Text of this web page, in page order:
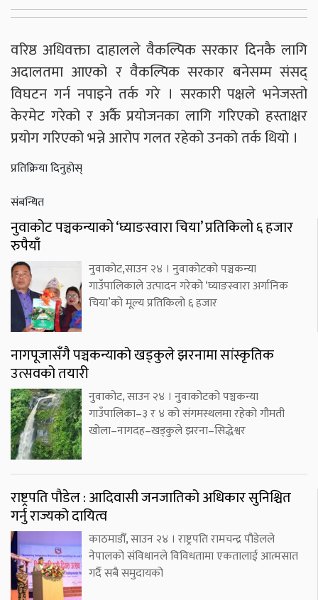
वरिष्ठ अधिवक्ता दाहालले वैकल्पिक सरकार दिनकै लागि
अदालतमा आएको र वैकल्पिक सरकार बनेसम्म संसद्
विघटन गर्न नपाइने तर्क गरे । सरकारी पक्षले भनेजस्तो
केरमेट गरेको र अर्कै प्रयोजनका लागि गरिएको हस्ताक्षर
प्रयोग गरिएको भन्ने आरोप गलत रहेको उनको तर्क थियो ।
प्रतिक्रिया दिनुहोस्
संबन्धित
नुवाकोट पञ्चकन्याको ‘घ्याङस्वारा चिया’ प्रतिकिलो ६ हजार
रुपैयाँ
नुवाकोट,साउन २४ । नुवाकोटको पञ्चकन्या
गाउँपालिकाले उत्पादन गरेको ‘घ्याङस्वारा अर्गानिक
चिया’को मूल्य प्रतिकिलो ६ हजार
नागपूजासँगै पञ्चकन्याको खड्कुले झरनामा सांस्कृतिक
उत्सवको तयारी
नुवाकोट, साउन २४ । नुवाकोटको पञ्चकन्या
गाउँपालिका–३ र ४ को संगमस्थलमा रहेको गौमती
खोला–नागदह–खड्कुले झरना–सिद्धेश्वर
राष्ट्रपति पौडेल : आदिवासी जनजातिको अधिकार सुनिश्चित
गर्नु राज्यको दायित्व
काठमाडौँ, साउन २४ । राष्ट्रपति रामचन्द्र पौडेलले
नेपालको संविधानले विविधतामा एकतालाई आत्मसात
गर्दै सबै समुदायको